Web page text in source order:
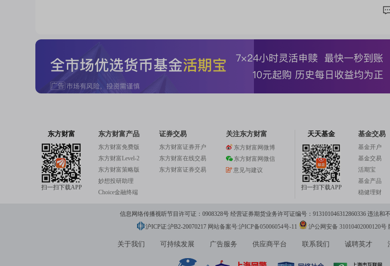
东方财富
扫一扫下载APP
东方财富产品
东方财富免费版
东方财富Level-2
东方财富策略版
妙想投研助理
Choice金融终端
证券交易
东方财富证券开户
东方财富在线交易
东方财富证券交易
关注东方财富
东方财富网微博
东方财富网微信
意见与建议
天天基金
扫一扫下载APP
基金交易
基金开户
基金交易
活期宝
基金产品
稳健理财
信息网络传播视听节目许可证：0908328号 经营证券期货业务许可证编号：913101046312860336 违法和
沪ICP证:沪B2-20070217 网站备案号:沪ICP备05006054号-11 沪公网安备 31010402000120号
关于我们 可持续发展 广告服务 供应商平台 联系我们 诚聘英才